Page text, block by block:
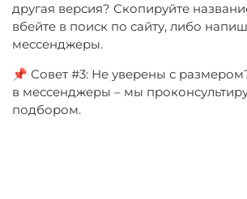
другая версия? Скопируйте
вбейте в поиск по сайту, либо
мессенджеры.
📌 Совет #3: Не уверены с
в мессенджеры – мы
подбором.